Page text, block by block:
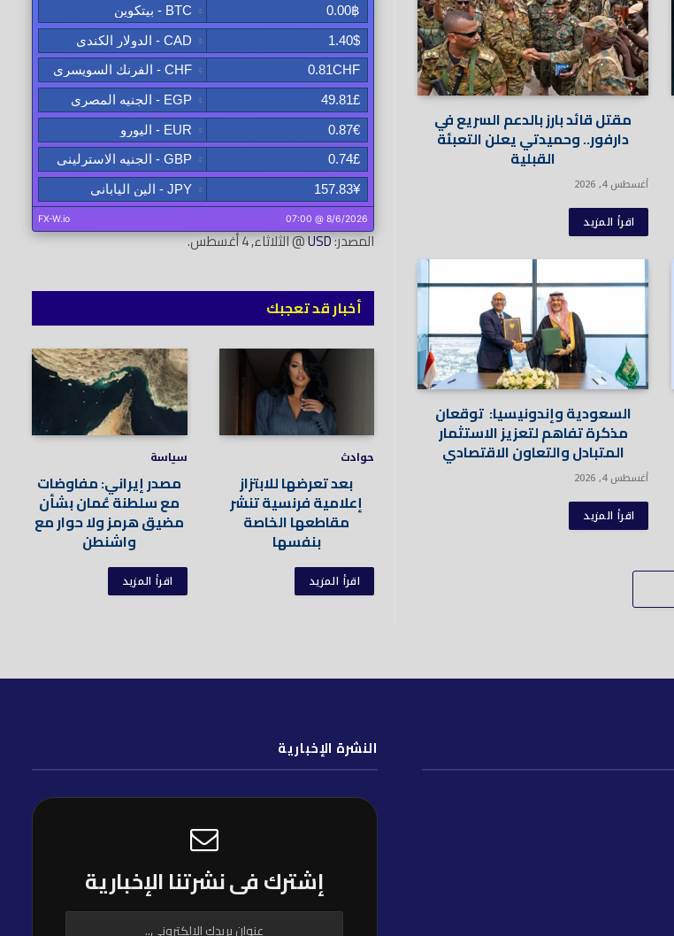
مقتل قائد بارز بالدعم السريع في
دارفور.. وحميدتي يعلن التعبئة
القبلية
أغسطس 4, 2026
اقرأ المزيد
السعودية وإندونيسيا: توقعان
مذكرة تفاهم لتعزيز الاستثمار
المتبادل والتعاون الاقتصادي
أغسطس 4, 2026
اقرأ المزيد
المصدر:USD@ الثلاثاء, 4 أغسطس.
أخبار قد تعجبك
حوادث
بعد تعرضها للابتزاز
إعلامية فرنسية تنشر
مقاطعها الخاصة
بنفسها
اقرأ المزيد
سياسة
مصدر إيراني: مفاوضات
مع سلطنة عُمان بشأن
مضيق هرمز ولا حوار مع
واشنطن
اقرأ المزيد
النشرة الإخبارية
إشترك فى نشرتنا الإخبارية